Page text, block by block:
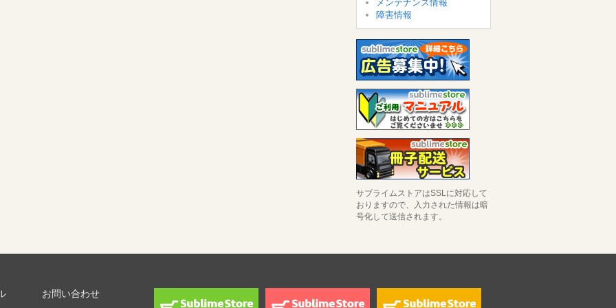
メンテナンス情報
障害情報
サブライムストアはSSLに対応して
おりますので、入力された情報は暗
号化して送信されます。
お問い合わせ